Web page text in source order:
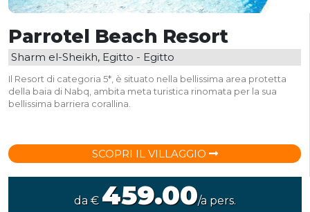
Parrotel Beach Resort
Sharm el-Sheikh, Egitto - Egitto
Il Resort di categoria 5*, è situato nella bellissima area protetta
della baia di Nabq, ambita meta turistica rinomata per la sua
bellissima barriera corallina.
SCOPRI IL VILLAGGIO
da € 459.00/a pers.